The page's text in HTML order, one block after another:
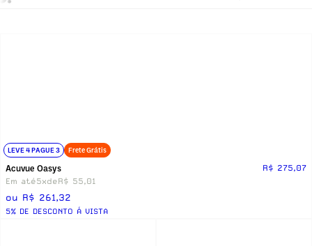
LEVE 4 PAGUE 3 Frete Grátis
Acuvue Oasys
R$ 275,07
Em até5xdeR$ 55,01
ou R$ 261,32
5% DE DESCONTO Á VISTA